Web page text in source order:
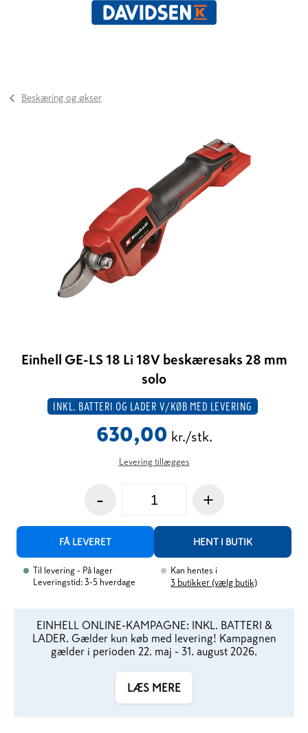
Beskæring og økser
Einhell GE-LS 18 Li 18V beskæresaks 28 mm
solo
INKL. BATTERI OG LADER V/KØB MED LEVERING
630,00 kr./stk.
Levering tillægges
- +
FÅ LEVERET HENT I BUTIK
Til levering - På lager
Leveringstid: 3-5 hverdage
Kan hentes i
3 butikker (vælg butik)
EINHELL ONLINE-KAMPAGNE: INKL. BATTERI &
LADER. Gælder kun køb med levering! Kampagnen
gælder i perioden 22. maj - 31. august 2026.
LÆS MERE